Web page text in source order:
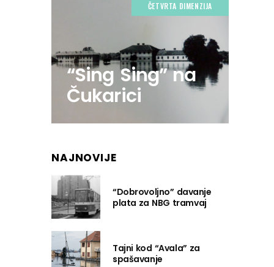
ČETVRTA DIMENZIJA
“Sing Sing” na
Čukarici
NAJNOVIJE
“Dobrovoljno” davanje
plata za NBG tramvaj
Tajni kod “Avala” za
spašavanje